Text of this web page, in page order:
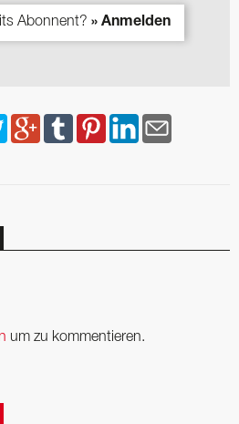
Abonnent? » Anmelden
um zu kommentieren.